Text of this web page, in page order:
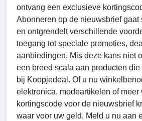
ontvang een exclusieve
Abonneren op de nieuwsbrief gaat
en ontgrendelt verschillende
toegang tot speciale promoties,
aanbiedingen. Mis deze kans niet
een breed scala aan producten
bij Koopjedeal. Of u nu
elektronica, modeartikelen of meer
kortingscode voor de nieuwsbrief
waar voor uw geld. Meld u nu aan